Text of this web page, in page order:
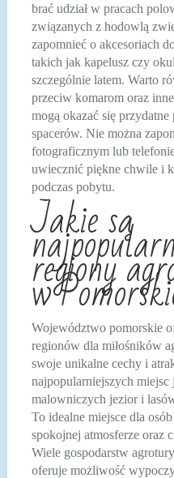
brać udział w pracach
związanych z hodowlą
zapomnieć o akcesoriach
takich jak kapelusz czy
szczególnie latem. Warto
przeciw komarom oraz
mogą okazać się
spacerów. Nie można
fotograficznym lub
uwiecznić piękne chwile i
podczas pobytu.
Jakie są
regiony
w
Województwo pomorskie
regionów dla miłośników
swoje unikalne cechy i
najpopularniejszych miejsc
malowniczych jezior i
To idealne miejsce dla
spokojnej atmosferze oraz
Wiele gospodarstw
oferuje możliwość